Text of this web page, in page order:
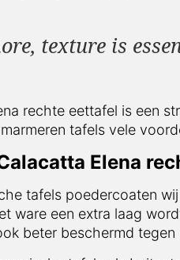
texture is
rechte eettafel is een
vele voordelen. We
Elena
tafels poedercoaten wij
extra laag wordt
tegen invloeden van